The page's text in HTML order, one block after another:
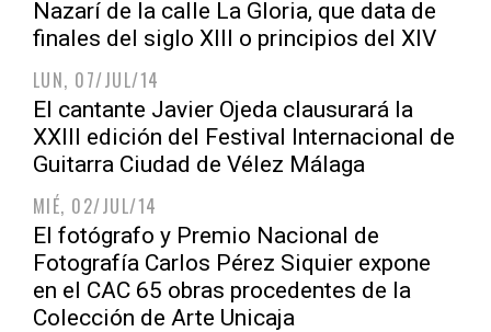
Nazarí de la calle La Gloria, que data de
finales del siglo XIII o principios del XIV
LUN, 07/JUL/14
El cantante Javier Ojeda clausurará la
XXIII edición del Festival Internacional de
Guitarra Ciudad de Vélez Málaga
MIÉ, 02/JUL/14
El fotógrafo y Premio Nacional de
Fotografía Carlos Pérez Siquier expone
en el CAC 65 obras procedentes de la
Colección de Arte Unicaja